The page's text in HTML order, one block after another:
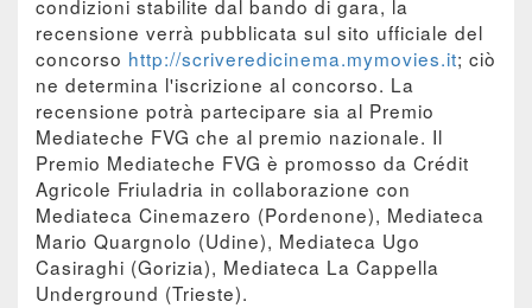
condizioni stabilite dal bando di gara, la
recensione verrà pubblicata sul sito ufficiale del
concorso http://scriveredicinema.mymovies.it; ciò
ne determina l'iscrizione al concorso. La
recensione potrà partecipare sia al Premio
Mediateche FVG che al premio nazionale. Il
Premio Mediateche FVG è promosso da Crédit
Agricole Friuladria in collaborazione con
Mediateca Cinemazero (Pordenone), Mediateca
Mario Quargnolo (Udine), Mediateca Ugo
Casiraghi (Gorizia), Mediateca La Cappella
Underground (Trieste).